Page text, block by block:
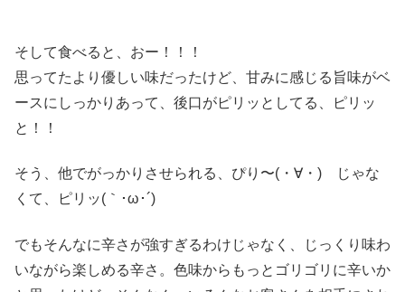
そして食べると、おー！！！
思ってたより優しい味だったけど、甘みに感じる旨味がベ
ースにしっかりあって、後口がピリッとしてる、ピリッ
と！！
そう、他でがっかりさせられる、ぴり〜(・∀・) じゃな
くて、ピリッ(｀･ω･´)ゞ
でもそんなに辛さが強すぎるわけじゃなく、じっくり味わ
いながら楽しめる辛さ。色味からもっとゴリゴリに辛いか